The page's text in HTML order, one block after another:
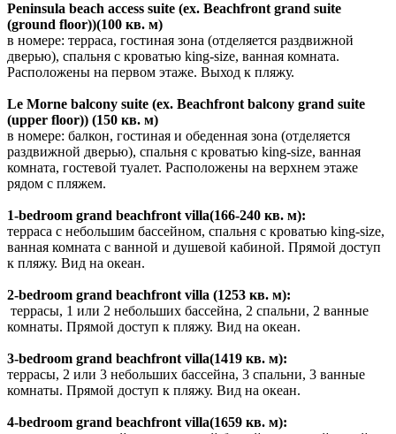
Peninsula beach access suite (ex. Beachfront grand suite
(ground floor))(100 кв. м)
в номере: терраса, гостиная зона (отделяется раздвижной
дверью), спальня с кроватью king-size, ванная комната.
Расположены на первом этаже. Выход к пляжу.
Le Morne balcony suite (ex. Beachfront balcony grand suite
(upper floor)) (150 кв. м)
в номере: балкон, гостиная и обеденная зона (отделяется
раздвижной дверью), спальня с кроватью king-size, ванная
комната, гостевой туалет. Расположены на верхнем этаже
рядом с пляжем.
1-bedroom grand beachfront villa(166-240 кв. м):
терраса с небольшим бассейном, спальня с кроватью king-size,
ванная комната с ванной и душевой кабиной. Прямой доступ
к пляжу. Вид на океан.
2-bedroom grand beachfront villa (1253 кв. м):
террасы, 1 или 2 небольших бассейна, 2 спальни, 2 ванные
комнаты. Прямой доступ к пляжу. Вид на океан.
3-bedroom grand beachfront villa(1419 кв. м):
террасы, 2 или 3 небольших бассейна, 3 спальни, 3 ванные
комнаты. Прямой доступ к пляжу. Вид на океан.
4-bedroom grand beachfront villa(1659 кв. м):